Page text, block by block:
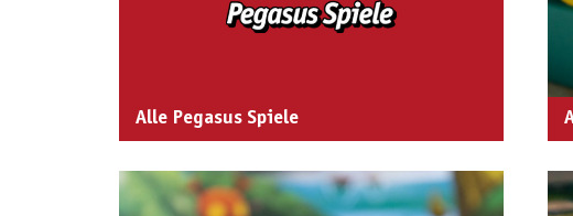
Alle Pegasus Spiele